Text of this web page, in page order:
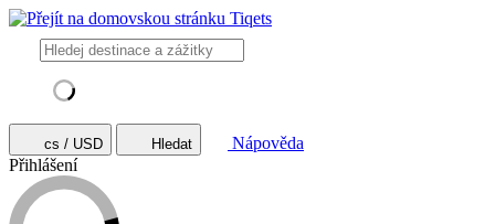
cs / USD Hledat
Nápověda
Přihlášení